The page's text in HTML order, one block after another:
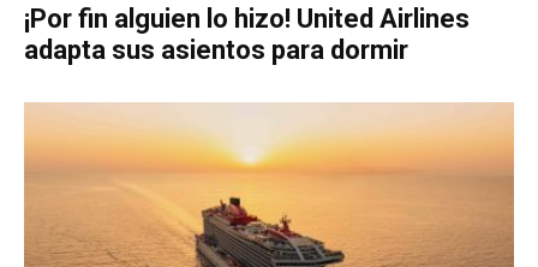
¡Por fin alguien lo hizo! United Airlines
adapta sus asientos para dormir